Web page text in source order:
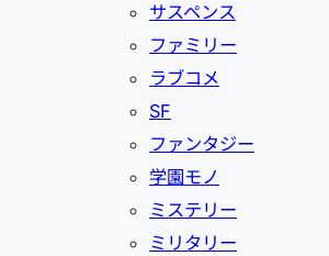
サスペンス
ファミリー
ラブコメ
SF
ファンタジー
学園モノ
ミステリー
ミリタリー